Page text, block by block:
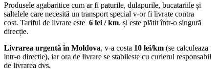
Produsele agabaritice cum ar fi paturile, dulapurile, bucatariile și
saltelele care necesită un transport special v-or fi livrate contra
cost. Tariful de livrare este 6 lei / km. și este plătit într-o singură
direcție.
Livrarea urgentă în Moldova, v-a costa 10 lei/km (se calculeaza
intr-o directie), iar ora de livrare se stabileste cu curierul responsabil
de livrarea dvs.